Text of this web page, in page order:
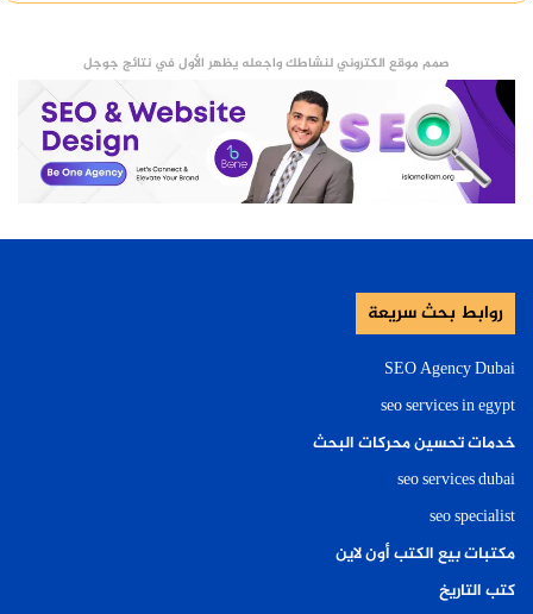
صمم موقع الكتروني لنشاطك واجعله يظهر الأول في نتائج جوجل
روابط بحث سريعة
SEO Agency Dubai
seo services in egypt
خدمات تحسين محركات البحث
seo services dubai
seo specialist
مكتبات بيع الكتب أون لاين
كتب التاريخ